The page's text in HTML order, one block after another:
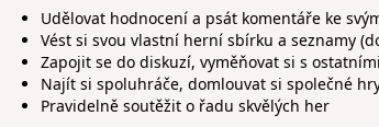
Udělovat hodnocení a psát komentáře ke
Vést si svou vlastní herní sbírku a seznamy
Zapojit se do diskuzí, vyměňovat si s
Najít si spoluhráče, domlouvat si společné
Pravidelně soutěžit o řadu skvělých her